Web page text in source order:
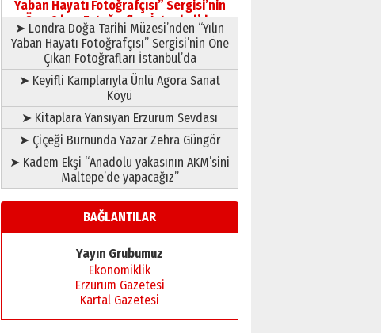
11 Mayıs 2026 Pazartesi
Yaban Hayatı Fotoğrafçısı” Sergisi’nin
Öne Çıkan Fotoğrafları İstanbul’da
➤ Londra Doğa Tarihi Müzesi’nden “Yılın
Yaban Hayatı Fotoğrafçısı” Sergisi’nin Öne
Çıkan Fotoğrafları İstanbul’da
➤ Keyifli Kamplarıyla Ünlü Agora Sanat
Köyü
➤ Kitaplara Yansıyan Erzurum Sevdası
➤ Çiçeği Burnunda Yazar Zehra Güngör
➤ Kadem Ekşi “Anadolu yakasının AKM’sini
Maltepe’de yapacağız”
BAĞLANTILAR
Yayın Grubumuz
Ekonomiklik
Erzurum Gazetesi
Kartal Gazetesi